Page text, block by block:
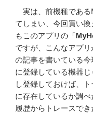
実は、前機種である
てしまい、今回買い
もこのアプリの「
ですが、こんなアプ
の記事を書いている
に登録している機器
し登録しておけば、
に存在しているか調
履歴からトレースでき